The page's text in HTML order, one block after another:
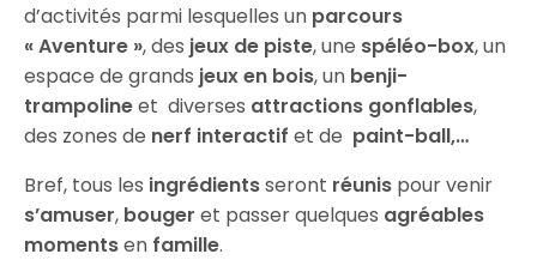
d’activités parmi lesquelles un parcours
« Aventure », des jeux de piste, une spéléo-box, un
espace de grands jeux en bois, un benji-
trampolineet diverses attractions gonflables,
des zones de nerf interactifet de paint-ball,…
Bref, tous les ingrédientsseront réunis pour venir
s’amuser, bouger et passer quelques agréables
momentsen famille.